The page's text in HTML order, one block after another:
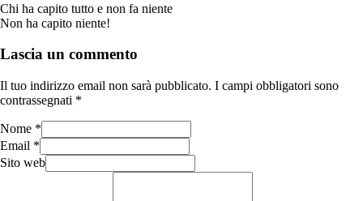
Chi ha capito tutto e non fa niente
Non ha capito niente!
Lascia un commento
Il tuo indirizzo email non sarà pubblicato. I campi obbligatori sono
contrassegnati *
Nome *
Email *
Sito web